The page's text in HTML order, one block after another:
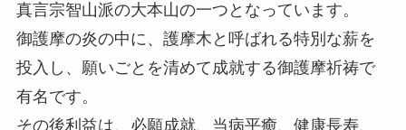
真言宗智山派の大本山の一つとなっています。
御護摩の炎の中に、護摩木と呼ばれる特別な薪を
投入し、願いごとを清めて成就する御護摩祈祷で
有名です。
その後利益は、必願成就、当病平癒、健康長寿、